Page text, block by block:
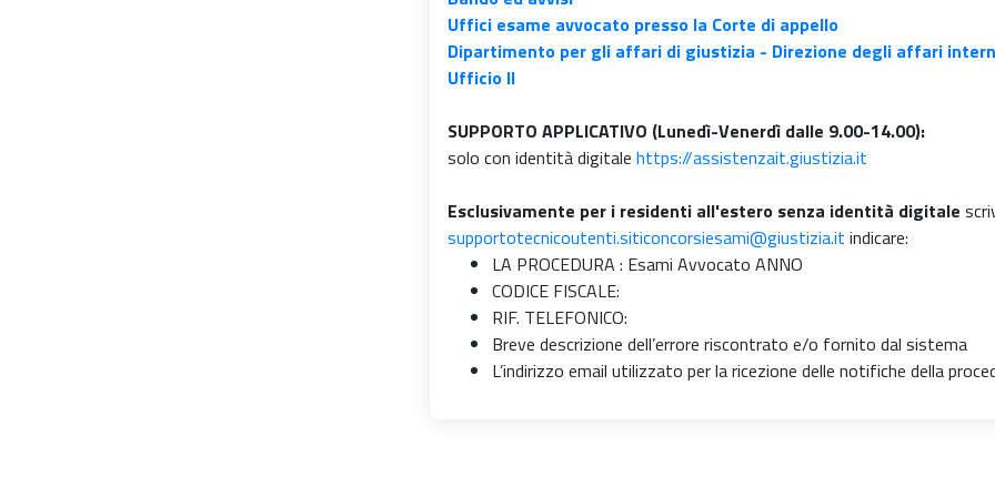
Uffici esame avvocato presso la Corte di appello
Dipartimento per gli affari di giustizia - Direzione degli affari
Ufficio II
SUPPORTO APPLICATIVO (Lunedì-Venerdì dalle 9.00-14.00):
solo con identità digitale https://assistenzait.giustizia.it
Esclusivamente per i residenti all'estero senza identità digitale
supportotecnicoutenti.siticoncorsiesami@giustizia.it indicare:
LA PROCEDURA : Esami Avvocato ANNO
CODICE FISCALE:
RIF. TELEFONICO:
Breve descrizione dell’errore riscontrato e/o fornito dal sistema
L’indirizzo email utilizzato per la ricezione delle notifiche della